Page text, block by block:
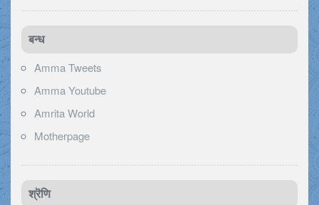
बन्ध
Amma Tweets
Amma Youtube
Amrita World
Motherpage
श्रॆणि